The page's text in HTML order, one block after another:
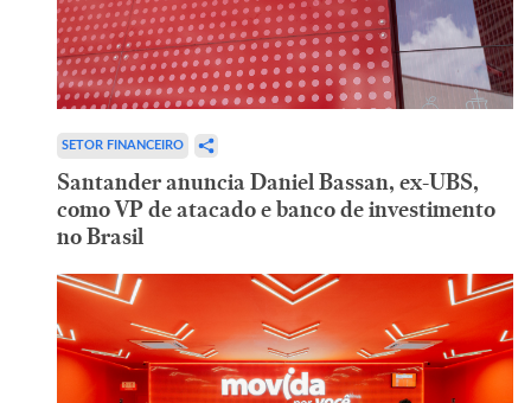
SETOR FINANCEIRO
Santander anuncia Daniel Bassan, ex-UBS,
como VP de atacado e banco de investimento
no Brasil